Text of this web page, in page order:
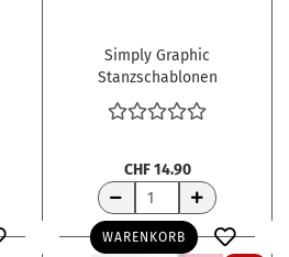
Simply Graphic
Stanzschablonen
Zahlen Chiffres
CHF 14.90
WARENKORB